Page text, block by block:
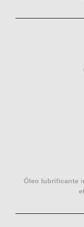
Óleo lubrificante